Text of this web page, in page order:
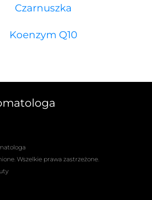
Czarnuszka
Koenzym Q10
Wszelkie prawa zastrzeżone.